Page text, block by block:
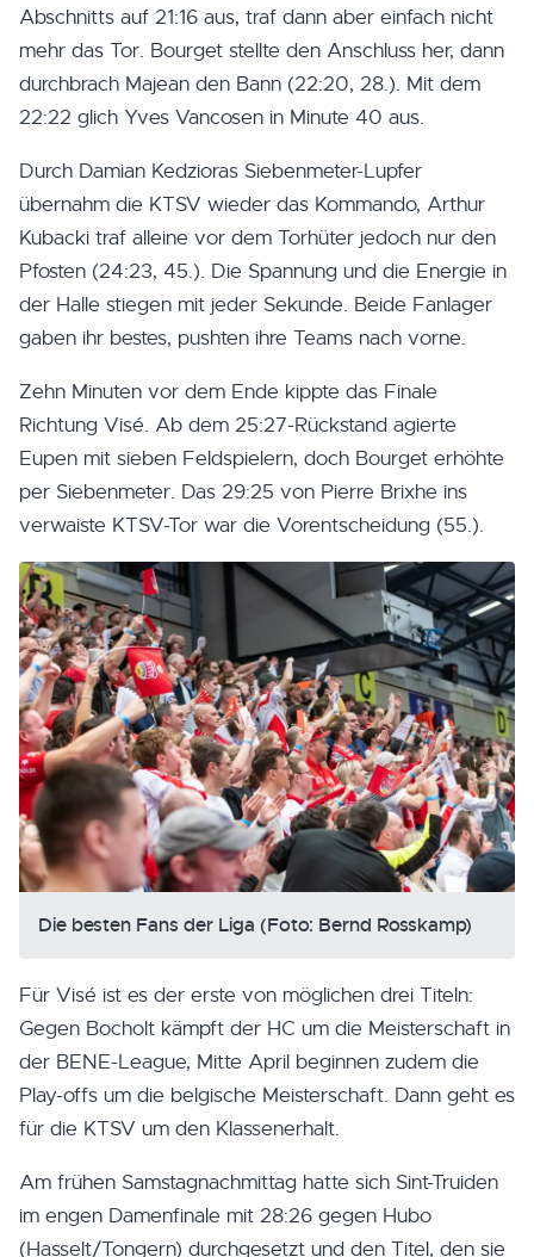
Abschnitts auf 21:16 aus, traf dann aber einfach nicht
mehr das Tor. Bourget stellte den Anschluss her, dann
durchbrach Majean den Bann (22:20, 28.). Mit dem
22:22 glich Yves Vancosen in Minute 40 aus.
Durch Damian Kedzioras Siebenmeter-Lupfer
übernahm die KTSV wieder das Kommando, Arthur
Kubacki traf alleine vor dem Torhüter jedoch nur den
Pfosten (24:23, 45.). Die Spannung und die Energie in
der Halle stiegen mit jeder Sekunde. Beide Fanlager
gaben ihr bestes, pushten ihre Teams nach vorne.
Zehn Minuten vor dem Ende kippte das Finale
Richtung Visé. Ab dem 25:27-Rückstand agierte
Eupen mit sieben Feldspielern, doch Bourget erhöhte
per Siebenmeter. Das 29:25 von Pierre Brixhe ins
verwaiste KTSV-Tor war die Vorentscheidung (55.).
Die besten Fans der Liga (Foto: Bernd Rosskamp)
Für Visé ist es der erste von möglichen drei Titeln:
Gegen Bocholt kämpft der HC um die Meisterschaft in
der BENE-League, Mitte April beginnen zudem die
Play-offs um die belgische Meisterschaft. Dann geht es
für die KTSV um den Klassenerhalt.
Am frühen Samstagnachmittag hatte sich Sint-Truiden
im engen Damenfinale mit 28:26 gegen Hubo
(Hasselt/Tongern) durchgesetzt und den Titel, den sie